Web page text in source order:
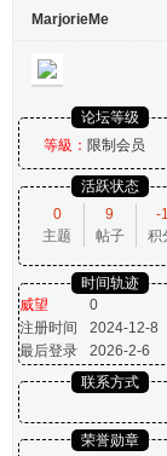
MarjorieMe
论坛等级
等級： 限制会员
活跃状态
0
主题
9
帖子
-1
积
时间轨迹
威望
0
注册时间
2024-12-8
最后登录
2026-2-6
联系方式
荣誉勋章